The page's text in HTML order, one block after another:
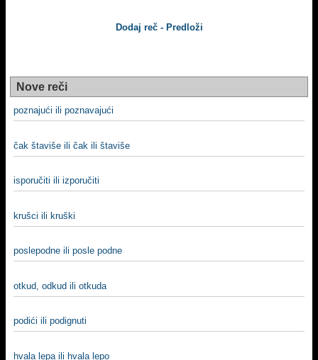
Dodaj reč - Predloži
Nove reči
poznajući ili poznavajući
čak štaviše ili čak ili štaviše
isporučiti ili izporučiti
krušci ili kruški
poslepodne ili posle podne
otkud, odkud ili otkuda
podići ili podignuti
hvala lepa ili hvala lepo